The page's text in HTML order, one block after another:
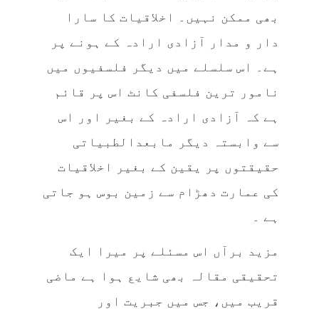
بھی ممکن نہیں۔ اخلاقیات کا سارا
دار و مدار آزادی ارادہ کے ہونے پر
ہے۔ اس سلسلے میں دیگر فلسفیوں میں
نامور ترین فلسفی کانٹ اس پر قائم
ہے کہ آزادی ارادہ کے بغیر اور اس
سے وابستہ دیگر مابعدالطبیاتی
حقیقتوں پر یقین کے بغیر اخلاقیات
کی عمارت دھڑام سے زمین بوس ہو جاتی
ہے ۔
مزید برآں اس مسئلے پر میرا ایک
تحقیقی مقالہ بھی شایع ہوا ہے ماضی
قریب میں، جس میں جبریت اور